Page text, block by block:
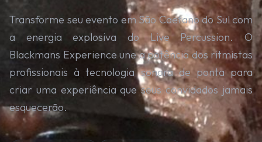
Transforme seu evento em São Caetano do Sul com
a energia explosiva do Live Percussion. O
Blackmans Experience une a potência dos ritmistas
profissionais à tecnologia sonora de ponta para
criar uma experiência que seus convidados jamais
esquecerão.